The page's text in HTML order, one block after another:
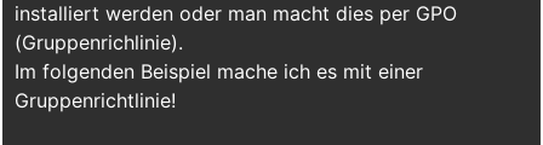
installiert werden oder man macht dies per GPO
(Gruppenrichlinie).
Im folgenden Beispiel mache ich es mit einer
Gruppenrichtlinie!